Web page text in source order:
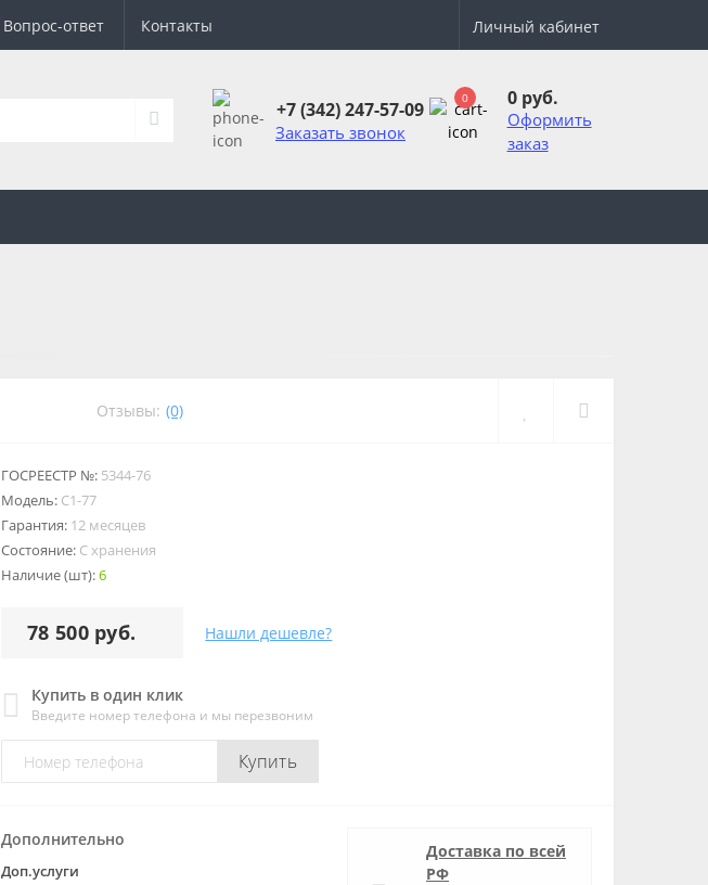
Вопрос-ответ Контакты Личный кабинет
+7 (342) 247-57-09
Заказать звонок
0 0 руб.
Оформить
заказ
Отзывы: (0)
ГОСРЕЕСТР №: 5344-76
Модель: С1-77
Гарантия: 12 месяцев
Состояние: С хранения
Наличие (шт):6
78 500 руб. Нашли дешевле?
Купить в один клик
Введите номер телефона и мы перезвоним
Купить
Дополнительно
Доп.услуги
Доставка по всей
РФ